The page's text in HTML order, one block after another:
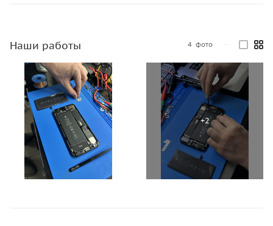
Наши работы 4 фото